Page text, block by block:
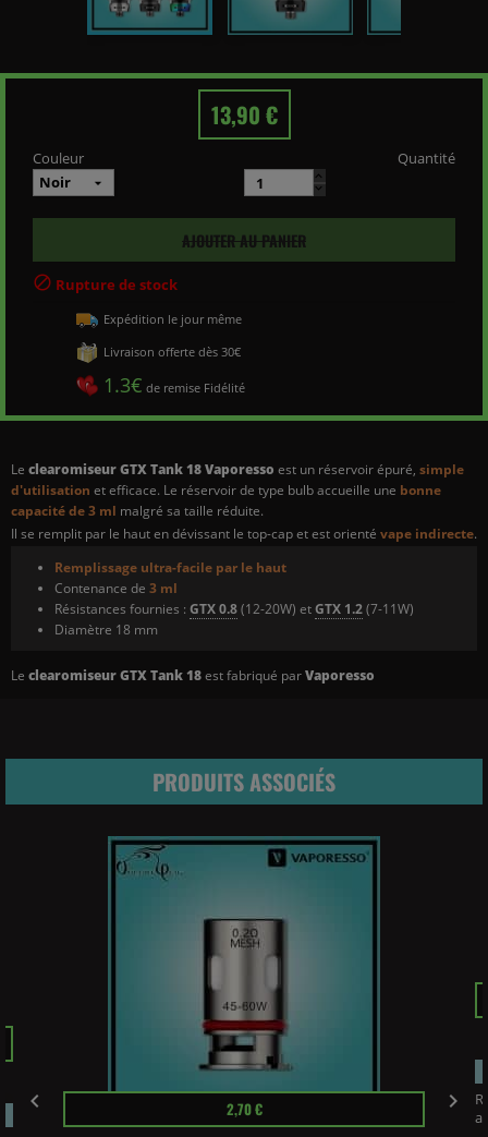
Le clearomiseur GTX Tank 18 Vaporesso est un réservoir épuré, simple
d'utilisation et efficace. Le réservoir de type bulb accueille une bonne
capacité de 3 ml malgré sa taille réduite.
Il se remplit par le haut en dévissant le top-cap et est orienté vape indirecte.
Remplissage ultra-facile par le haut
Contenance de 3 ml
Résistances fournies : GTX 0.8(12-20W) etGTX 1.2(7-11W)
Diamètre 18 mm
Le clearomiseur GTX Tank 18est fabriqué parVaporesso
13,90 €
Couleur Quantité
AJOUTER AU PANIER
 Rupture de stock
Expédition le jour même
Livraison offerte dès 30€
1.3€ de remise Fidélité
PRODUITS ASSOCIÉS
 Prix 2,70 € 